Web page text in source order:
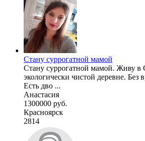
Стану суррогатной мамой
Стану суррогатной мамой. Живу в
экологически чистой деревне. Без
Есть дво ...
Анастасия
1300000 руб.
Красноярск
2814